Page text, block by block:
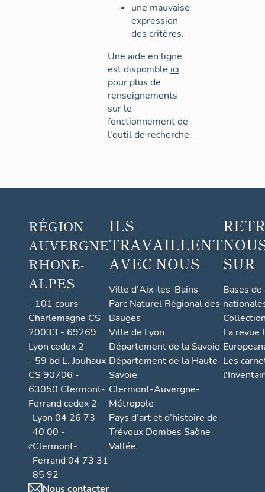
une mauvaise
expression
des critères.
Une aide en ligne
est disponible ici
pour plus de
renseignements
sur le
fonctionnement de
l'outil de recherche.
RÉGION
AUVERGNE
RHONE-
ALPES
- 101 cours
Charlemagne CS
20033 - 69269
Lyon cedex 2
- 59 bd L. Jouhaux
CS 90706 -
63050 Clermont-
Ferrand cedex 2
Lyon 04 26 73
40 00 -
Clermont-
Ferrand 04 73 31
85 92
Nous contacter
ILS
TRAVAILLENT
AVEC NOUS
Ville d'Aix-les-Bains
Parc Naturel Régional des
Bauges
Ville de Lyon
Département de la Savoie
Département de la Haute-
Savoie
Clermont-Auvergne-
Métropole
Pays d’art et d’histoire de
Trévoux Dombes Saône
Vallée
SUR
Bases
La revue
Les